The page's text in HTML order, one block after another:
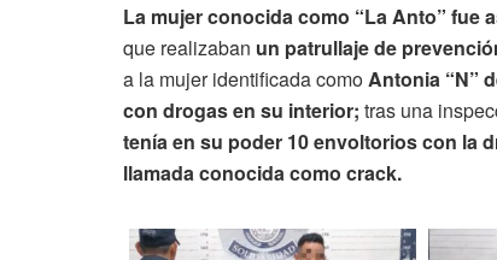
La mujer conocida como “La Anto” fue
que realizaban un patrullaje de
a la mujer identificada comoAntonia “N”
con drogas en su interior; tras una
tenía en su poder 10 envoltorios con la
llamada conocida como crack.